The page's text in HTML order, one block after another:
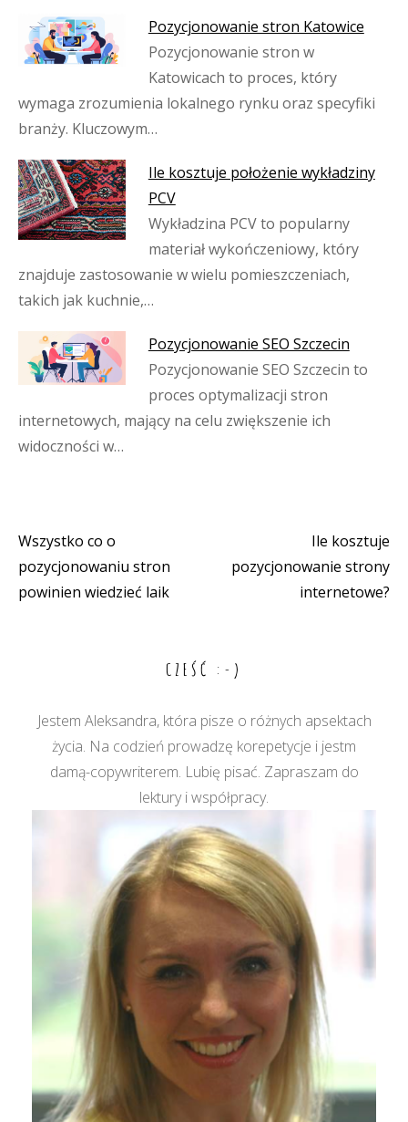
Pozycjonowanie stron Katowice
Pozycjonowanie stron w
Katowicach to proces, który
wymaga zrozumienia lokalnego rynku oraz specyfiki
branży. Kluczowym…
Ile kosztuje położenie wykładziny
PCV
Wykładzina PCV to popularny
materiał wykończeniowy, który
znajduje zastosowanie w wielu pomieszczeniach,
takich jak kuchnie,…
Pozycjonowanie SEO Szczecin
Pozycjonowanie SEO Szczecin to
proces optymalizacji stron
internetowych, mający na celu zwiększenie ich
widoczności w…
Nawigacja
wpisu
Wszystko co o
pozycjonowaniu stron
powinien wiedzieć laik
Ile kosztuje
pozycjonowanie strony
internetowe?
CZEŚĆ :-)
Jestem Aleksandra, która pisze o różnych apsektach
życia. Na codzień prowadzę korepetycje i jestm
damą-copywriterem. Lubię pisać. Zapraszam do
lektury i współpracy.